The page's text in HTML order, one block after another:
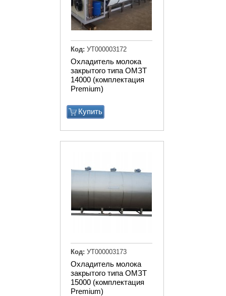
Охладитель молока
закрытого типа ОМЗТ
14000 (комплектация
Premium)
Купить
Код: УТ000003172
Охладитель молока
закрытого типа ОМЗТ
15000 (комплектация
Premium)
Код: УТ000003173